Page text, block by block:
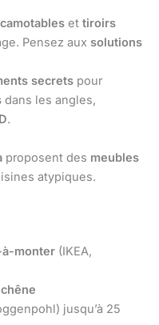
et tiroirs
Pensez aux solutions
secrets pour
dans les angles,
.
proposent des meubles
atypiques.
monter (IKEA,
jusqu’à 25